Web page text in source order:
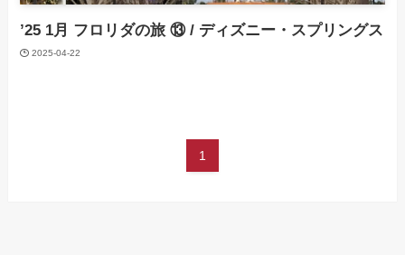
’25 1月 フロリダの旅 ⑬ / ディズニー・スプリングス
2025-04-22
1